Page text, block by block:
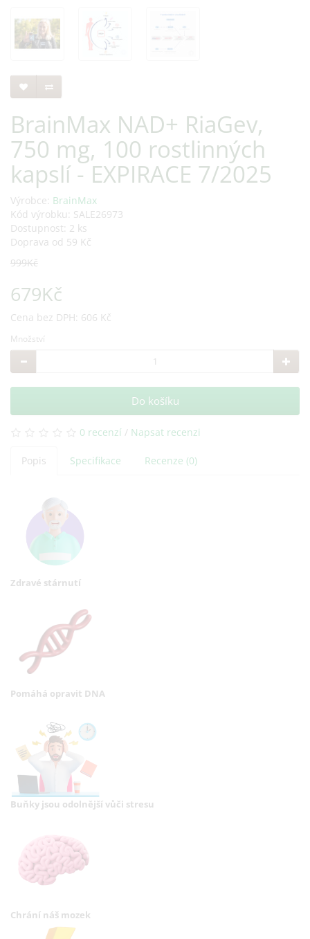
BrainMax NAD+ RiaGev,
750 mg, 100 rostlinných
kapslí - EXPIRACE 7/2025
Výrobce: BrainMax
Kód výrobku: SALE26973
Dostupnost: 2 ks
Doprava od 59 Kč
999Kč
679Kč
Cena bez DPH: 606 Kč
Množství
Do košíku
0 recenzí / Napsat recenzi
Popis Specifikace Recenze (0)
Zdravé stárnutí
Pomáhá opravit DNA
Buňky jsou odolnější vůči stresu
Chrání náš mozek